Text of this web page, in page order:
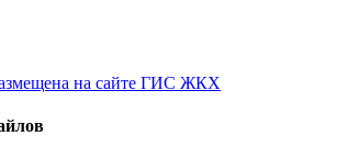
на сайте ГИС ЖКХ